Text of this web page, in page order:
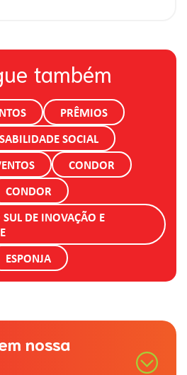
também
PRÊMIOS
SOCIAL
CONDOR
CONDOR
DE INOVAÇÃO E
ESPONJA
nossa